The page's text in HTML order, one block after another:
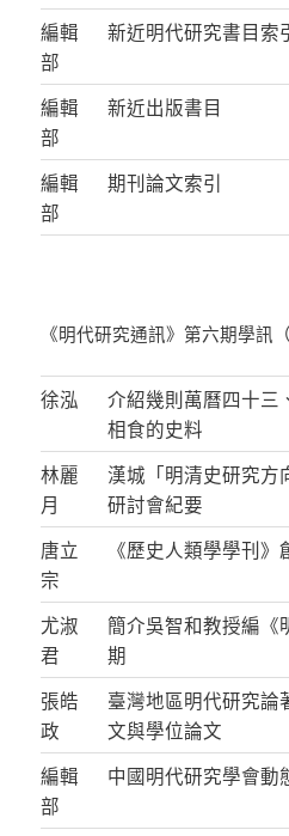
編輯
部
新近明代研究書目索
編輯
部
新近出版書目
編輯
部
期刊論文索引
《明代研究通訊》第六期學訊
徐泓
介紹幾則萬曆四十三
相食的史料
林麗
月
漢城「明清史研究方
研討會紀要
唐立
宗
《歷史人類學學刊
尤淑
君
簡介吳智和教授編《
期
張皓
政
臺灣地區明代研究論
文與學位論文
編輯
部
中國明代研究學會動